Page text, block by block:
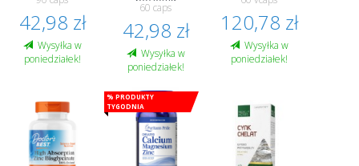
42,98 zł
Wysyłka w
poniedziałek!
testosteronu
60 caps
42,98 zł
Wysyłka w
poniedziałek!
120,78 zł
Wysyłka w
poniedziałek!
% Produkty
tygodnia